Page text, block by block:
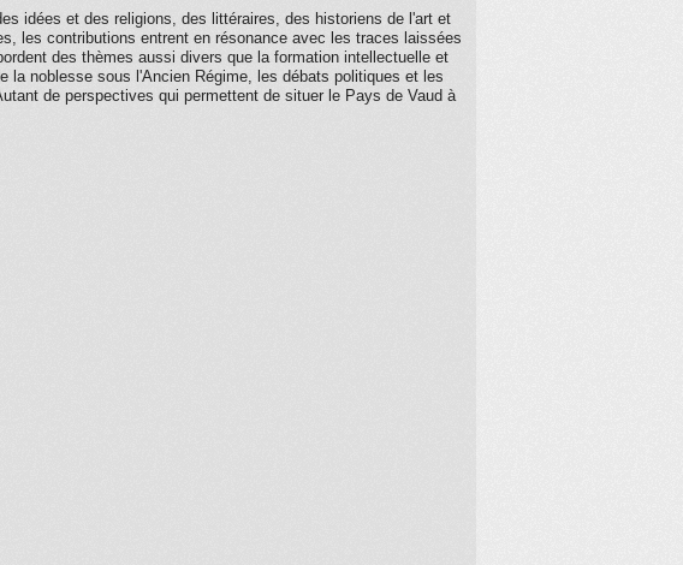
idées et des religions, des littéraires, des historiens de l'art et
les contributions entrent en résonance avec les traces laissées
des thèmes aussi divers que la formation intellectuelle et
noblesse sous l'Ancien Régime, les débats politiques et les
de perspectives qui permettent de situer le Pays de Vaud à